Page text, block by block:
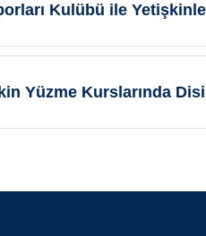
Kulübü ile
Yüzme Kurslarında